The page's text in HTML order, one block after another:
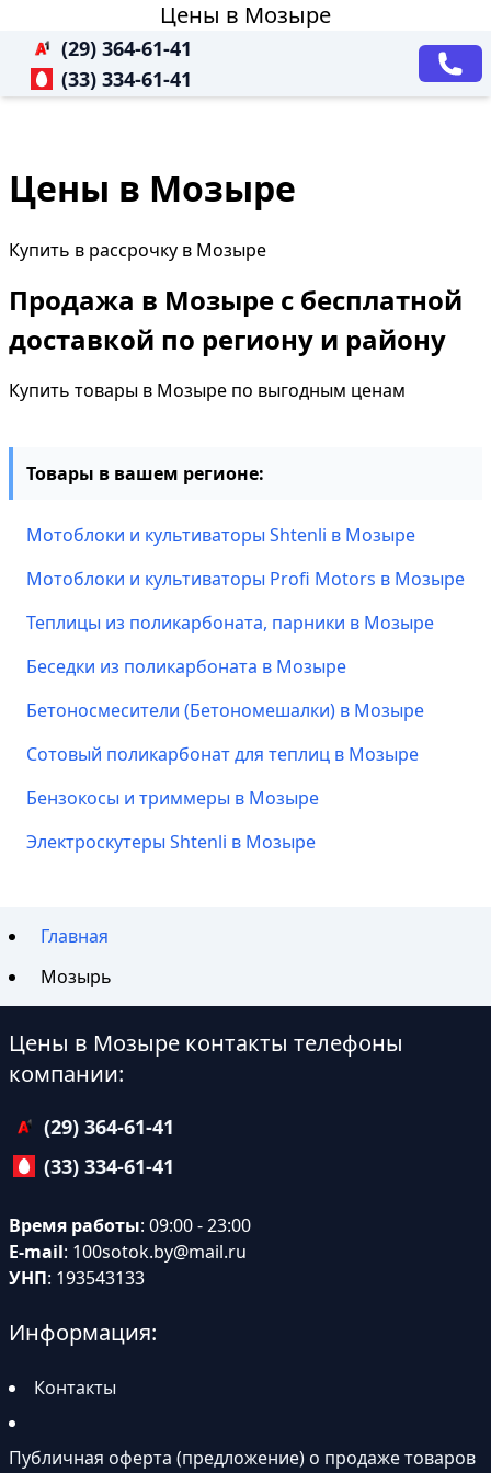
Цены в Мозыре
(29) 364-61-41
(33) 334-61-41
Цены в Мозыре
Купить в рассрочку в Мозыре
Продажа в Мозыре с бесплатной
доставкой по региону и району
Купить товары в Мозыре по выгодным ценам
Товары в вашем регионе:
Мотоблоки и культиваторы Shtenli в Мозыре
Мотоблоки и культиваторы Profi Motors в Мозыре
Теплицы из поликарбоната, парники в Мозыре
Беседки из поликарбоната в Мозыре
Бетоносмесители (Бетономешалки) в Мозыре
Сотовый поликарбонат для теплиц в Мозыре
Бензокосы и триммеры в Мозыре
Электроскутеры Shtenli в Мозыре
Главная
Мозырь
Цены в Мозыре контакты телефоны
компании:
(29) 364-61-41
(33) 334-61-41
Время работы: 09:00 - 23:00
E-mail: 100sotok.by@mail.ru
УНП: 193543133
Информация:
Контакты
Публичная оферта (предложение) о продаже товаров